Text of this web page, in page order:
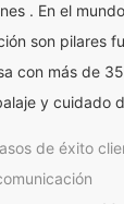
. En el
son pilares
con más de
y cuidado
de éxito